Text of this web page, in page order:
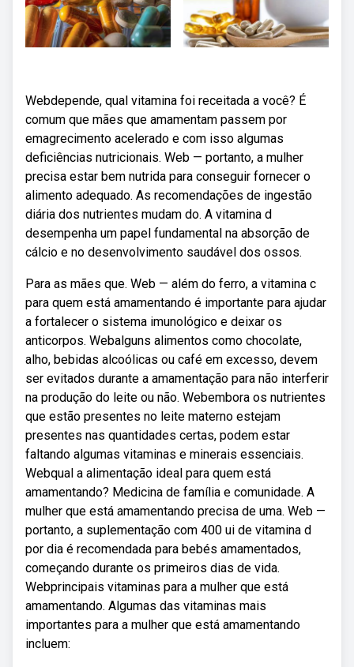
Webdepende, qual vitamina foi receitada a você? É
comum que mães que amamentam passem por
emagrecimento acelerado e com isso algumas
deficiências nutricionais. Web — portanto, a mulher
precisa estar bem nutrida para conseguir fornecer o
alimento adequado. As recomendações de ingestão
diária dos nutrientes mudam do. A vitamina d
desempenha um papel fundamental na absorção de
cálcio e no desenvolvimento saudável dos ossos.
Para as mães que. Web — além do ferro, a vitamina c
para quem está amamentando é importante para ajudar
a fortalecer o sistema imunológico e deixar os
anticorpos. Webalguns alimentos como chocolate,
alho, bebidas alcoólicas ou café em excesso, devem
ser evitados durante a amamentação para não interferir
na produção do leite ou não. Webembora os nutrientes
que estão presentes no leite materno estejam
presentes nas quantidades certas, podem estar
faltando algumas vitaminas e minerais essenciais.
Webqual a alimentação ideal para quem está
amamentando? Medicina de família e comunidade. A
mulher que está amamentando precisa de uma. Web —
portanto, a suplementação com 400 ui de vitamina d
por dia é recomendada para bebés amamentados,
começando durante os primeiros dias de vida.
Webprincipais vitaminas para a mulher que está
amamentando. Algumas das vitaminas mais
importantes para a mulher que está amamentando
incluem: